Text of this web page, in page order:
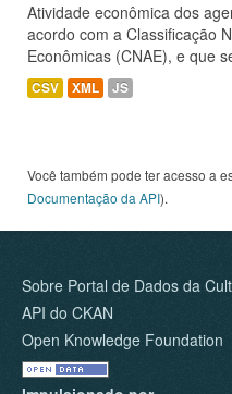
Atividade econômica dos
acordo com a Classificação
Econômicas (CNAE), e que
CSV XML JS
Você também pode ter acesso a
Documentação da API).
Sobre Portal de Dados da
API do CKAN
Open Knowledge Foundation